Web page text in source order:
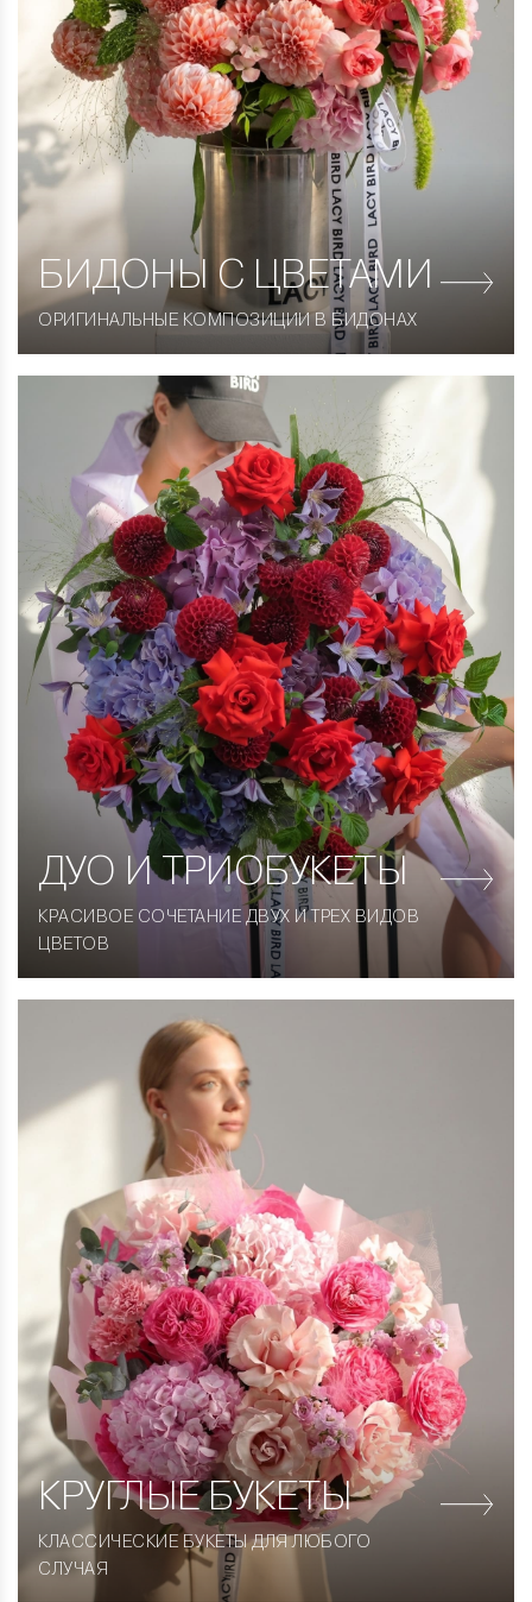
БИДОНЫ С ЦВЕТАМИ
ОРИГИНАЛЬНЫЕ КОМПОЗИЦИИ В БИДОНАХ
ДУО И ТРИОБУКЕТЫ
КРАСИВОЕ СОЧЕТАНИЕ ДВУХ И ТРЕХ ВИДОВ
ЦВЕТОВ
КРУГЛЫЕБУКЕТЫ
КЛАССИЧЕСКИЕ БУКЕТЫ ДЛЯ ЛЮБОГО
СЛУЧАЯ